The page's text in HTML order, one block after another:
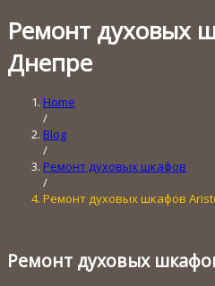
Ремонт духовых
Днепре
Home
/
Blog
/
Ремонт духовых шкафов
/
Ремонт духовых шкафов
Ремонт духовых